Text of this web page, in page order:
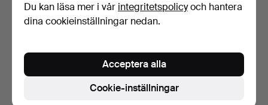
Du kan läsa mer i vår integritetspolicyoch hantera
dina cookieinställningar nedan.
Cookie-inställningar
Acceptera alla